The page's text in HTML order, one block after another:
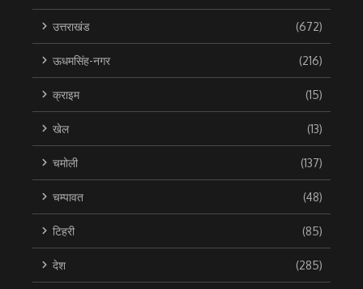
उत्तराखंड (672)
ऊधमसिंह-नगर (216)
क्राइम (15)
खेल (13)
चमोली (137)
चम्पावत (48)
टिहरी (85)
देश (285)